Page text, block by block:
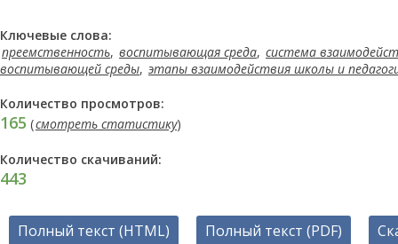
Ключевые слова:
преемственность, воспитывающая среда, система
воспитывающей среды, этапы взаимодействия школы и
Количество просмотров:
165 (смотреть статистику)
Количество скачиваний:
443
Полный текст (HTML) Полный текст (PDF)